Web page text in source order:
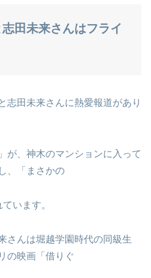
田未来さんはフライ
志田未来さんに熱愛報道があり
が、神木のマンションに入って
、「まさかの
います。
さんは堀越学園時代の同級生
の映画「借りぐ